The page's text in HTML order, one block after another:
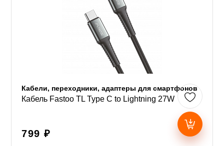
Кабели, переходники, адаптеры для смартфонов
Кабель Fastoo TL Type C to Lightning 27W
799 ₽